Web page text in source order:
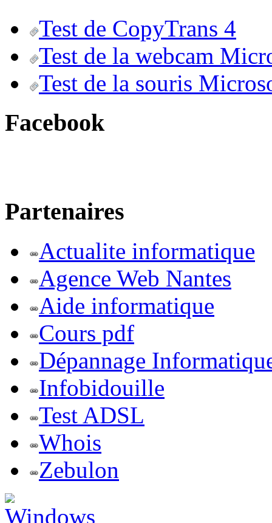
Test de CopyTrans 4
Test de la webcam
Test de la souris
Facebook
Partenaires
Actualite informatique
Agence Web Nantes
Aide informatique
Cours pdf
Dépannage
Infobidouille
Test ADSL
Whois
Zebulon